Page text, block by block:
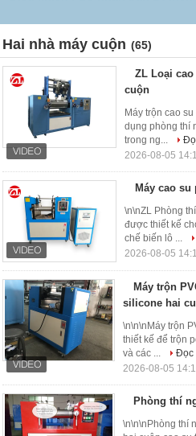
Hai nhà máy cuộn (65)
ZL Loại
cuộn
Máy trộn cao
dụng phòng thí
trong ng...
2026-08-05
Máy cao
\n\nZL Phòng
được thiết kế
chế biến lô ...
2026-08-05
Máy trộn
silicone hai
\n\n\nMáy trộn
thiết kế để trộn
và các ...
Đọc
2026-08-05
Phòng thí
\n\n\nPhòng thí